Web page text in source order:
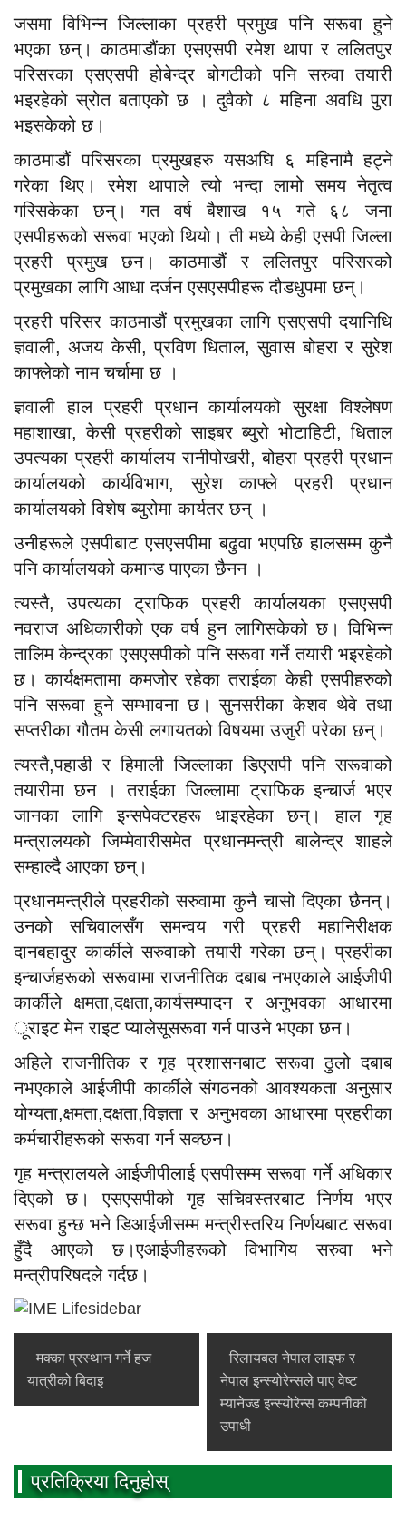
जसमा विभिन्न जिल्लाका प्रहरी प्रमुख पनि सरूवा हुने
भएका छन्। काठमाडौंका एसएसपी रमेश थापा र ललितपुर
परिसरका एसएसपी होबेन्द्र बोगटीको पनि सरुवा तयारी
भइरहेको स्रोत बताएको छ । दुवैको ८ महिना अवधि पुरा
भइसकेको छ।
काठमाडौं परिसरका प्रमुखहरु यसअघि ६ महिनामै हट्ने
गरेका थिए। रमेश थापाले त्यो भन्दा लामो समय नेतृत्व
गरिसकेका छन्। गत वर्ष बैशाख १५ गते ६८ जना
एसपीहरूको सरूवा भएको थियो। ती मध्ये केही एसपी जिल्ला
प्रहरी प्रमुख छन। काठमाडौं र ललितपुर परिसरको
प्रमुखका लागि आधा दर्जन एसएसपीहरू दौडधुपमा छन्।
प्रहरी परिसर काठमाडौं प्रमुखका लागि एसएसपी दयानिधि
ज्ञवाली, अजय केसी, प्रविण धिताल, सुवास बोहरा र सुरेश
काफ्लेको नाम चर्चामा छ ।
ज्ञवाली हाल प्रहरी प्रधान कार्यालयको सुरक्षा विश्लेषण
महाशाखा, केसी प्रहरीको साइबर ब्युरो भोटाहिटी, धिताल
उपत्यका प्रहरी कार्यालय रानीपोखरी, बोहरा प्रहरी प्रधान
कार्यालयको कार्यविभाग, सुरेश काफ्ले प्रहरी प्रधान
कार्यालयको विशेष ब्युरोमा कार्यतर छन् ।
उनीहरूले एसपीबाट एसएसपीमा बढुवा भएपछि हालसम्म कुनै
पनि कार्यालयको कमान्ड पाएका छैनन ।
त्यस्तै, उपत्यका ट्राफिक प्रहरी कार्यालयका एसएसपी
नवराज अधिकारीको एक वर्ष हुन लागिसकेको छ। विभिन्न
तालिम केन्द्रका एसएसपीको पनि सरूवा गर्ने तयारी भइरहेको
छ। कार्यक्षमतामा कमजोर रहेका तराईका केही एसपीहरुको
पनि सरूवा हुने सम्भावना छ। सुनसरीका केशव थेवे तथा
सप्तरीका गौतम केसी लगायतको विषयमा उजुरी परेका छन्।
त्यस्तै,पहाडी र हिमाली जिल्लाका डिएसपी पनि सरूवाको
तयारीमा छन । तराईका जिल्लामा ट्राफिक इन्चार्ज भएर
जानका लागि इन्सपेक्टरहरू धाइरहेका छन्। हाल गृह
मन्त्रालयको जिम्मेवारीसमेत प्रधानमन्त्री बालेन्द्र शाहले
सम्हाल्दै आएका छन्।
प्रधानमन्त्रीले प्रहरीको सरुवामा कुनै चासो दिएका छैनन्।
उनको सचिवालसँग समन्वय गरी प्रहरी महानिरीक्षक
दानबहादुर कार्कीले सरुवाको तयारी गरेका छन्। प्रहरीका
इन्चार्जहरूको सरूवामा राजनीतिक दबाब नभएकाले आईजीपी
कार्कीले क्षमता,दक्षता,कार्यसम्पादन र अनुभवका आधारमा
ूराइट मेन राइट प्यालेसूसरूवा गर्न पाउने भएका छन।
अहिले राजनीतिक र गृह प्रशासनबाट सरूवा ठुलो दबाब
नभएकाले आईजीपी कार्कीले संगठनको आवश्यकता अनुसार
योग्यता,क्षमता,दक्षता,विज्ञता र अनुभवका आधारमा प्रहरीका
कर्मचारीहरूको सरूवा गर्न सक्छन।
गृह मन्त्रालयले आईजीपीलाई एसपीसम्म सरूवा गर्ने अधिकार
दिएको छ। एसएसपीको गृह सचिवस्तरबाट निर्णय भएर
सरूवा हुन्छ भने डिआईजीसम्म मन्त्रीस्तरिय निर्णयबाट सरूवा
हुँदै आएको छ।एआईजीहरूको विभागिय सरुवा भने
मन्त्रीपरिषदले गर्दछ।
मक्का प्रस्थान गर्ने हज
यात्रीको बिदाइ
रिलायबल नेपाल लाइफ र
नेपाल इन्स्योरेन्सले पाए वेष्ट
म्यानेज्ड इन्स्योरेन्स कम्पनीको
उपाधी
प्रतिक्रिया दिनुहोस्